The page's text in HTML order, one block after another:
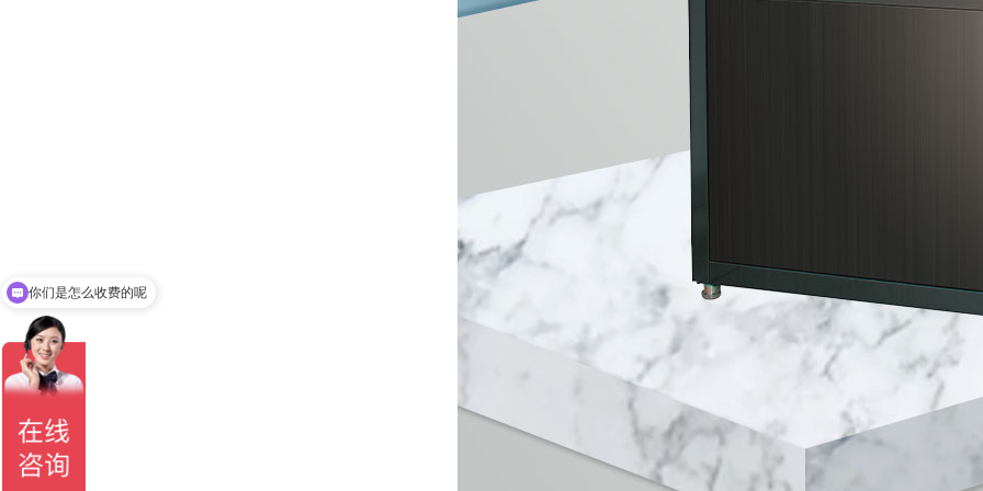
现在有优惠活动吗